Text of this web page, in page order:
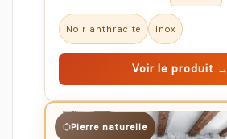
Noir anthracite Inox
Voir le produit →
Pierre naturelle